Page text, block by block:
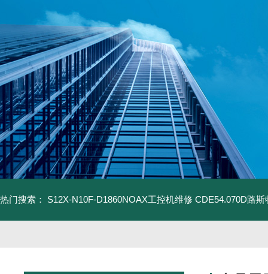
热门搜索： S12X-N10F-D1860NOAX工控机维修 CDE54.070D路